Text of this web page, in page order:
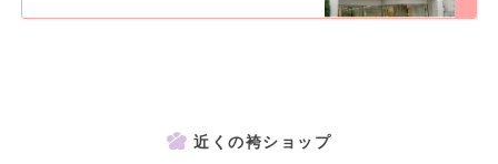
近くの袴ショップ